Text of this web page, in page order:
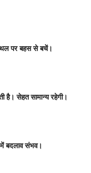
पर बहस से बचें।
है। सेहत सामान्य रहेगी।
बदलाव संभव।